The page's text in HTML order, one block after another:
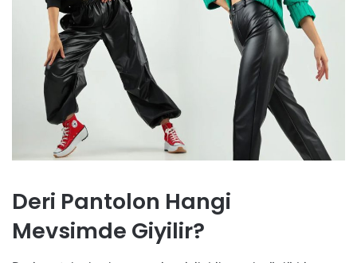
Deri Pantolon Hangi
Mevsimde Giyilir?